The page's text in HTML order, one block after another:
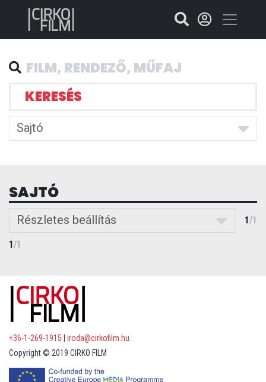
KERESÉS
Sajtó
SAJTÓ
Részletes beállítás 1/1
1/1
+36-1-269-1915
iroda@cirkofilm.hu
Copyright © 2019 CIRKO FILM